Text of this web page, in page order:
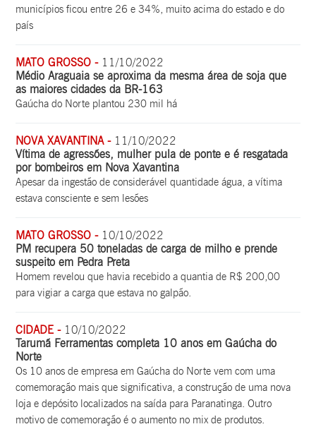
municípios ficou entre 26 e 34%, muito acima do estado e do
país
MATO GROSSO - 11/10/2022
Médio Araguaia se aproxima da mesma área de soja que
as maiores cidades da BR-163
Gaúcha do Norte plantou 230 mil há
NOVA XAVANTINA - 11/10/2022
Vítima de agressões, mulher pula de ponte e é resgatada
por bombeiros em Nova Xavantina
Apesar da ingestão de considerável quantidade água, a vítima
estava consciente e sem lesões
MATO GROSSO - 10/10/2022
PM recupera 50 toneladas de carga de milho e prende
suspeito em Pedra Preta
Homem revelou que havia recebido a quantia de R$ 200,00
para vigiar a carga que estava no galpão.
CIDADE - 10/10/2022
Tarumã Ferramentas completa 10 anos em Gaúcha do
Norte
Os 10 anos de empresa em Gaúcha do Norte vem com uma
comemoração mais que significativa, a construção de uma nova
loja e depósito localizados na saída para Paranatinga. Outro
motivo de comemoração é o aumento no mix de produtos.